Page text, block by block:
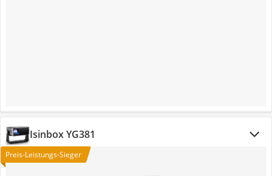
Isinbox YG381
Preis-Leistungs-Sieger